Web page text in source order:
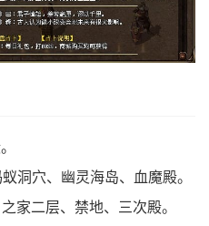
洞穴、幽灵海岛、血魔殿。
家二层、禁地、三次殿。